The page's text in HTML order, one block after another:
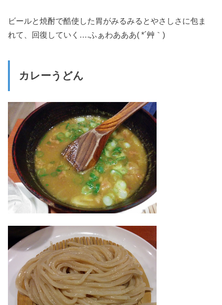
ビールと焼酎で酷使した胃がみるみるとやさしさに包ま
れて、回復していく….ふぁわあああ( *´艸｀)
カレーうどん